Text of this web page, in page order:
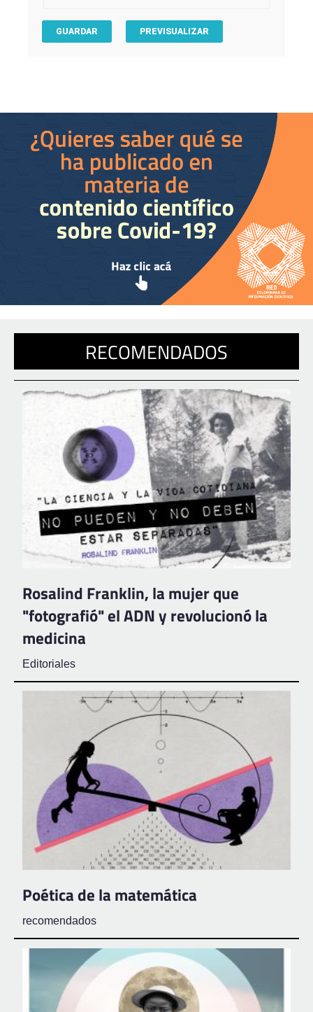
RECOMENDADOS
Rosalind Franklin, la mujer que
"fotografió" el ADN y revolucionó la
medicina
Editoriales
Poética de la matemática
recomendados